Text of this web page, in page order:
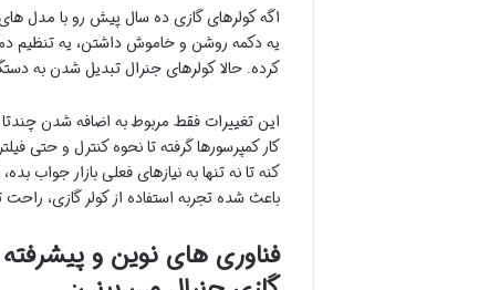
اگه کولرهای گازی ده سال پیش رو با مدل
یه دکمه روشن و خاموش داشتن، یه تنظیم
کرده. حالا کولرهای جنرال تبدیل شدن
این تغییرات فقط مربوط به اضافه شدن
کار کمپرسورها گرفته تا نحوه کنترل و حتی
کنه تا نه تنها به نیازهای فعلی بازار
باعث شده تجربه استفاده از کولر گازی، راحت
فناوری های نوین و